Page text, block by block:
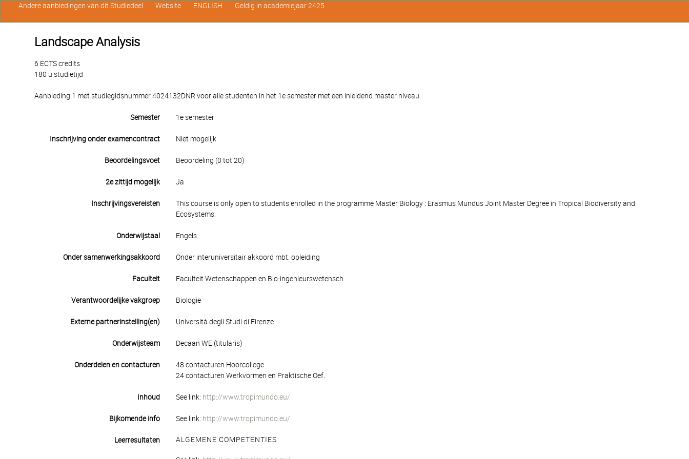
Landscape Analysis
6 ECTS credits
180 u studietijd
Aanbieding 1 met studiegidsnummer 4024132DNR voor alle studenten in het 1e semester met een inleidend master niveau.
Semester 1e semester
Inschrijving onder examencontract Niet mogelijk
Beoordelingsvoet Beoordeling (0 tot 20)
2e zittijd mogelijk Ja
Inschrijvingsvereisten
This course is only open to students enrolled in the programme Master Biology : Erasmus Mundus Joint Master Degree in Tropical Biodiversity and
Ecosystems.
Onderwijstaal Engels
Onder samenwerkingsakkoord Onder interuniversitair akkoord mbt. opleiding
Faculteit Faculteit Wetenschappen en Bio-ingenieurswetensch.
Verantwoordelijke vakgroep Biologie
Externe partnerinstelling(en) Università degli Studi di Firenze
Onderwijsteam Decaan WE (titularis)
Onderdelen en contacturen
48 contacturen Hoorcollege
24 contacturen Werkvormen en Praktische Oef.
Inhoud See link: http://www.tropimundo.eu/
Bijkomende info See link: http://www.tropimundo.eu/
Leerresultaten ALGEMENE COMPETENTIES
Andere aanbiedingen van dit Studiedeel Website ENGLISH Geldig in academiejaar 2425